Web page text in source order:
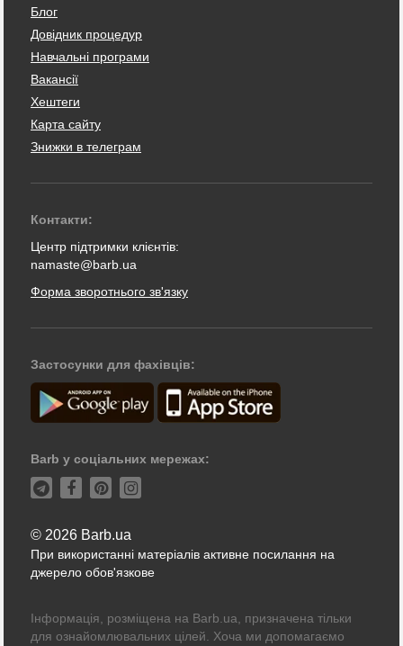
Блог
Довідник процедур
Навчальні програми
Вакансії
Хештеги
Карта сайту
Знижки в телеграм
Контакти:
Центр підтримки клієнтів:
namaste@barb.ua
Форма зворотнього зв'язку
Застосунки для фахівців:
Barb у соціальних мережах:
© 2026 Barb.ua
При використанні матеріалів активне посилання на
джерело обов'язкове
Інформація, розміщена на Barb.ua, призначена тільки
для ознайомлювальних цілей. Хоча ми допомагаємо